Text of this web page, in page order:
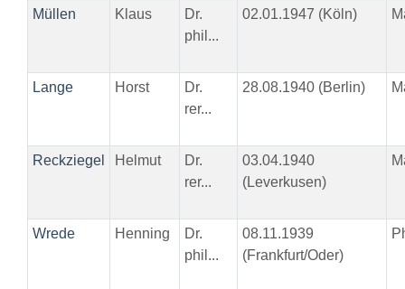
Müllen Klaus
Dr.
phil...
02.01.1947 (Köln)
Lange Horst
Dr.
rer...
28.08.1940 (Berlin)
Reckziegel Helmut
Dr.
rer...
03.04.1940
(Leverkusen)
Wrede Henning
Dr.
phil...
08.11.1939
(Frankfurt/Oder)